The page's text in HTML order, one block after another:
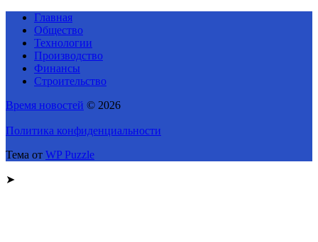
Главная
Общество
Технологии
Производство
Финансы
Строительство
Время новостей © 2026
Политика конфиденциальности
Тема от WP Puzzle
➤